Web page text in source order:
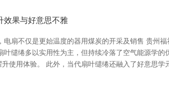
效果与好意思不雅
电扇不仅是更始温度的器用煤炭的开采及销售 贵州
叶缱绻多以实用性为主，但持续冷落了空气能源学
使用体验。 此外，当代扇叶缱绻还融入了好意思